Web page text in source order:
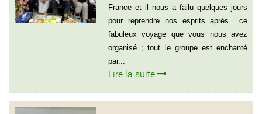
France et il nous a fallu quelques jours
pour reprendre nos esprits après ce
fabuleux voyage que vous nous avez
organisé ; tout le groupe est enchanté
par...
Lire la suite